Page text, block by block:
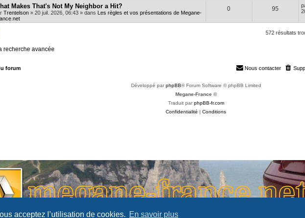
acceptez l’utilisation de cookies. En savoir plus
Makes That's Not My Neighbor a Hit?
Trentelson» 20 juil. 2026, 06:43» dans Les règles et vos présentations de Megane-
0 95
572 résultats
recherche avancée
forum Nous contacter
Développé parphpBB® Forum Software © phpBB Limited
Megane-France ©
Traduit parphpBB-fr.com
Confidentialité | Conditions